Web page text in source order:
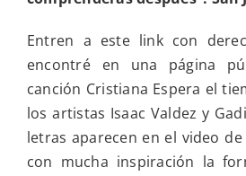
Entren a este link con
encontré en una página
canción Cristiana Espera el
los artistas Isaac Valdez y
letras aparecen en el video
con mucha inspiración la